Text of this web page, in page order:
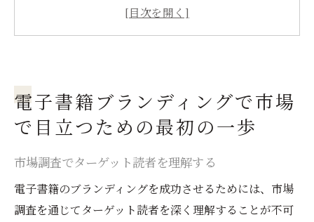
独自のトーンとスタイルを確立する
初めての電子書籍で強烈な第一印象を残す
めの方法
ブランドアイデンティティを構築する
一貫したビジュアルデザインを採用する
電子書籍ブランディングで市場
で目立つための最初の一歩
市場調査でターゲット読者を理解する
電子書籍のブランディングを成功させるためには、市場
調査を通じてターゲット読者を深く理解することが不可